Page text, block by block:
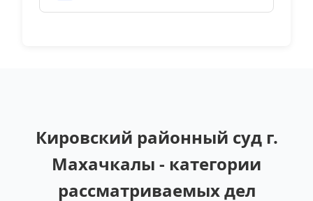
Кировский районный суд г.
Махачкалы - категории
рассматриваемых дел